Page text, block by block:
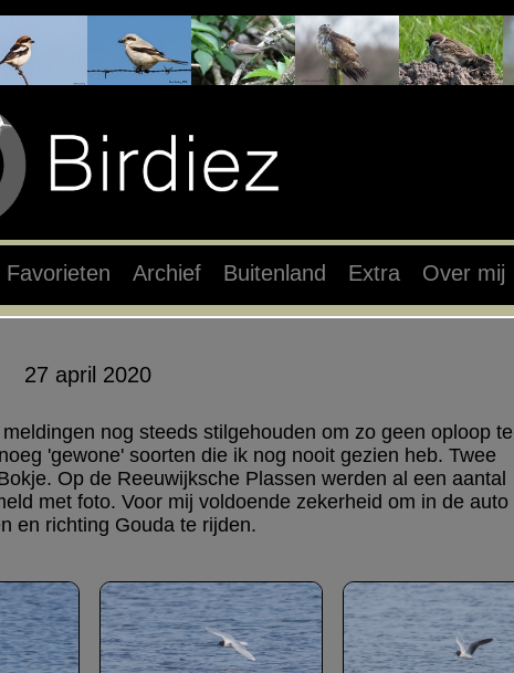
Favorieten Archief Buitenland Extra Over mij
27 april 2020
nog steeds stilgehouden om zo geen oploop te
'gewone' soorten die ik nog nooit gezien heb. Twee
Op de Reeuwijksche Plassen werden al een aantal
met foto. Voor mij voldoende zekerheid om in de auto
en richting Gouda te rijden.